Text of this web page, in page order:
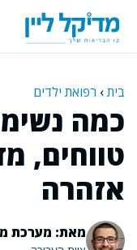
לתוכן
בית› רפואת ילדים
כמה
טווחים,
אזהרה
מאת: מערכת